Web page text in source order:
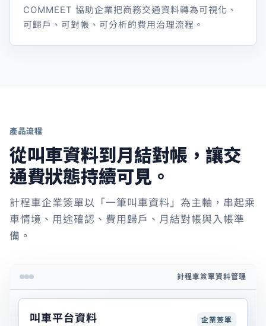
COMMEET 協助企業把商務交通資料轉為可視化、
可歸戶、可對帳、可分析的費用治理流程。
產品流程
從叫車資料到月結對帳，讓交
通費狀態持續可見。
計程車企業簽單以「一筆叫車資料」為主軸，串起乘
車情境、用途確認、費用歸戶、月結對帳與入帳準
備。
計程車簽單資料管理
叫車平台資料 企業簽單